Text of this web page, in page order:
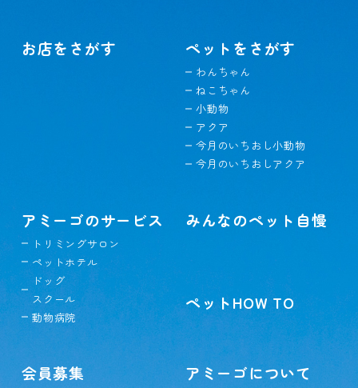
お店をさがす ペットをさがす
わんちゃん
ねこちゃん
小動物
アクア
今月のいちおし小動物
今月のいちおしアクア
アミーゴのサービス
トリミングサロン
ペットホテル
ドッグ
スクール
動物病院
みんなのペット自慢
ペットHOW TO
会員募集 アミーゴについて